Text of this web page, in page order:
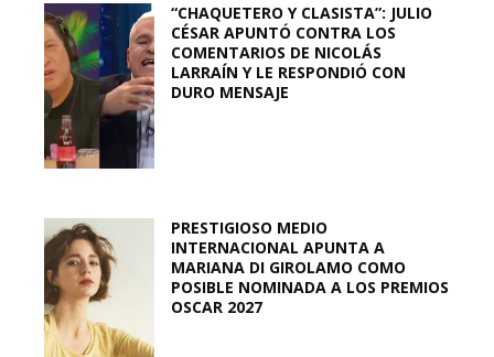
“CHAQUETERO Y CLASISTA”: JULIO
CÉSAR APUNTÓ CONTRA LOS
COMENTARIOS DE NICOLÁS
LARRAÍN Y LE RESPONDIÓ CON
DURO MENSAJE
PRESTIGIOSO MEDIO
INTERNACIONAL APUNTA A
MARIANA DI GIROLAMO COMO
POSIBLE NOMINADA A LOS PREMIOS
OSCAR 2027